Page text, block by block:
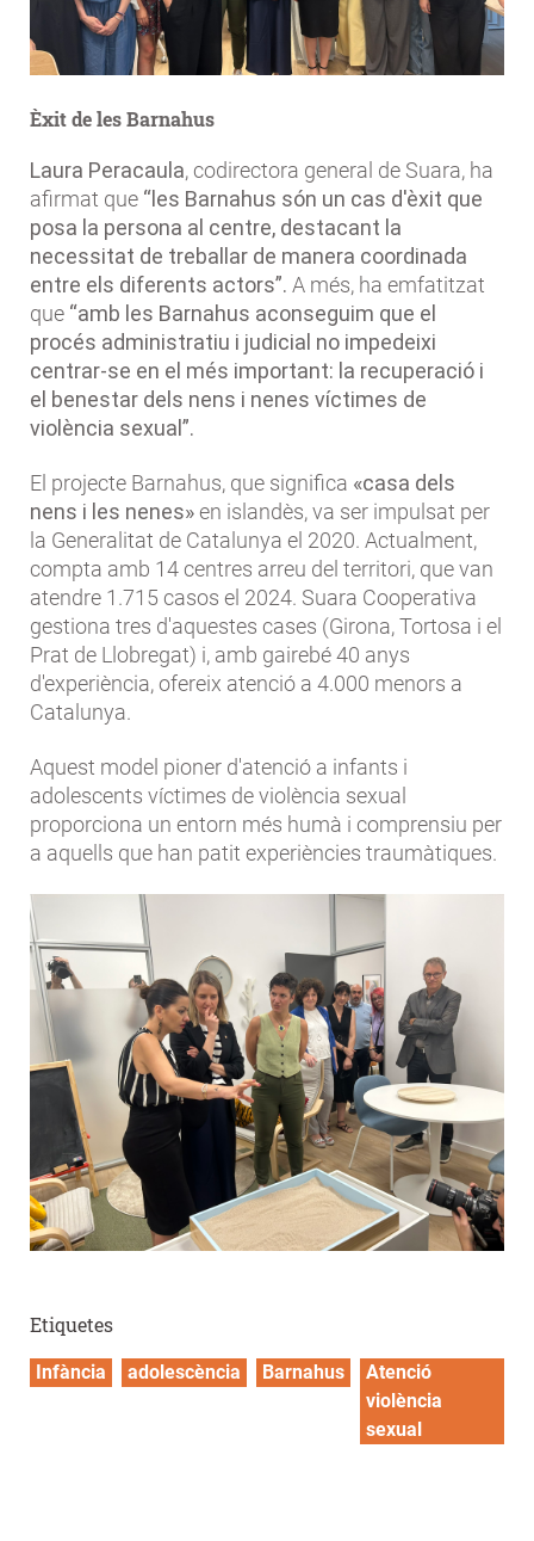
Èxit de les Barnahus
Laura Peracaula, codirectora general de Suara, ha
afirmat que “les Barnahus són un cas d'èxit que
posa la persona al centre, destacant la
necessitat de treballar de manera coordinada
entre els diferents actors”. A més, ha emfatitzat
que “amb les Barnahus aconseguim que el
procés administratiu i judicial no impedeixi
centrar-se en el més important: la recuperació i
el benestar dels nens i nenes víctimes de
violència sexual”.
El projecte Barnahus, que significa «casa dels
nens i les nenes»en islandès, va ser impulsat per
la Generalitat de Catalunya el 2020. Actualment,
compta amb 14 centres arreu del territori, que van
atendre 1.715 casos el 2024. Suara Cooperativa
gestiona tres d'aquestes cases (Girona, Tortosa i el
Prat de Llobregat) i, amb gairebé 40 anys
d'experiència, ofereix atenció a 4.000 menors a
Catalunya.
Aquest model pioner d'atenció a infants i
adolescents víctimes de violència sexual
proporciona un entorn més humà i comprensiu per
a aquells que han patit experiències traumàtiques.
Etiquetes
Infància adolescència Barnahus
Atenció
violència
sexual